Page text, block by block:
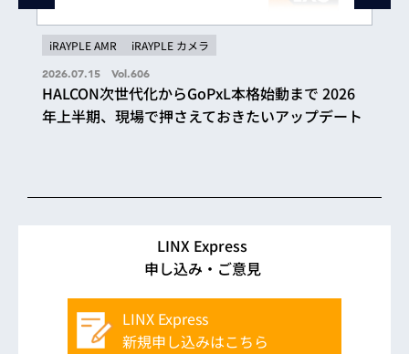
iRAYPLE AMR iRAYPLE カメラ
2026.07.15 Vol.606
HALCON次世代化からGoPxL本格始動まで 2026
年上半期、現場で押さえておきたいアップデート
LINX Express
申し込み・ご意見
LINX Express
新規申し込みはこちら